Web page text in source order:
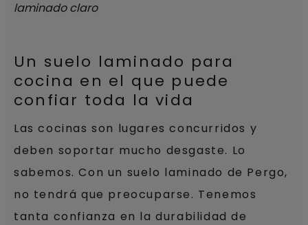
Un suelo laminado para
cocina en el que puede
confiar toda la vida
Las cocinas son lugares concurridos y
deben soportar mucho desgaste. Lo
sabemos. Con un suelo laminado de Pergo,
no tendrá que preocuparse. Tenemos
tanta confianza en la durabilidad de